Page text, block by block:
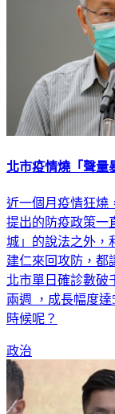
北市疫情燒「聲
近一個月疫情狂燒
提出的防疫政策一
城」的說法之外，
建仁來回攻防，都
北市單日確診數破
兩週 ，成長幅度
時候呢？
政治